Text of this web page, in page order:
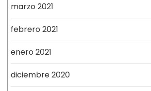
marzo 2021
febrero 2021
enero 2021
diciembre 2020